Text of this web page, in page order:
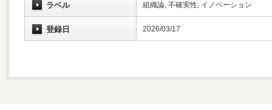
ラベル 組織論, 不確実性, イノベーション
登録日 2026/03/17